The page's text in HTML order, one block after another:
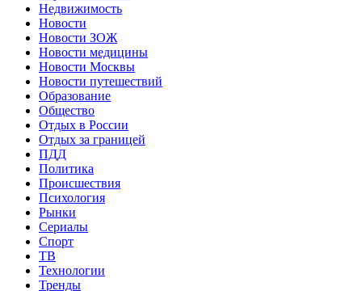
Недвижимость
Новости
Новости ЗОЖ
Новости медицины
Новости Москвы
Новости путешествий
Образование
Общество
Отдых в России
Отдых за границей
ПДД
Политика
Происшествия
Психология
Рынки
Сериалы
Спорт
ТВ
Технологии
Тренды